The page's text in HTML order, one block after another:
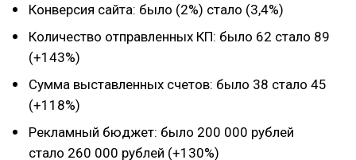
Конверсия сайта: было (2%) стало (3,4%)
Количество отправленных КП: было 62 стало 89
(+143%)
Сумма выставленных счетов: было 38 стало 45
(+118%)
Рекламный бюджет: было 200 000 рублей
стало 260 000 рублей (+130%)